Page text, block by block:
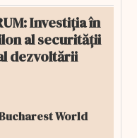
Investiția în
al securității
dezvoltării
World